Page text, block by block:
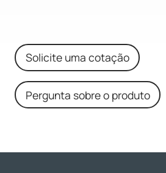
Solicite uma cotação
Pergunta sobre o produto